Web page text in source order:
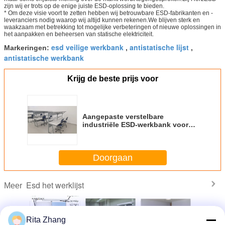
zijn wij er trots op de enige juiste ESD-oplossing te bieden.
* Om deze visie voort te zetten hebben wij betrouwbare ESD-fabrikanten en -
leveranciers nodig waarop wij altijd kunnen rekenen.We blijven sterk en
waakzaam met betrekking tot mogelijke verbeteringen of nieuwe oplossingen in
het aanpakken en beheersen van statische elektriciteit.
Markeringen: esd veilige werkbank , antistatische lijst ,
antistatische werkbank
Krijg de beste prijs voor
Aangepaste verstelbare
industriële ESD-werkbank voor
Doorgaan
Meer Esd het werklijst
Rita Zhang